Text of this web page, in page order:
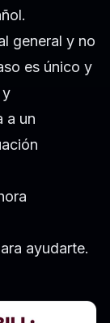
general y no
es único y
y
a un
ayudarte.